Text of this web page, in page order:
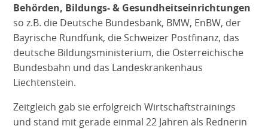
Behörden, Bildungs- & Gesundheitseinrichtungen
so z.B. die Deutsche Bundesbank, BMW, EnBW, der
Bayrische Rundfunk, die Schweizer Postfinanz, das
deutsche Bildungsministerium, die Österreichische
Bundesbahn und das Landeskrankenhaus
Liechtenstein.
Zeitgleich gab sie erfolgreich Wirtschaftstrainings
und stand mit gerade einmal 22 Jahren als Rednerin